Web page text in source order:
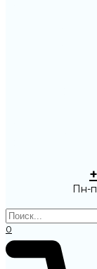
Пн-
0